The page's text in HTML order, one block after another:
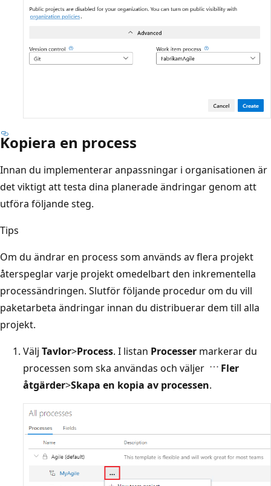
Kopiera en process
Innan du implementerar anpassningar i organisationen är
det viktigt att testa dina planerade ändringar genom att
utföra följande steg.
Tips
Om du ändrar en process som används av flera projekt
återspeglar varje projekt omedelbart den inkrementella
processändringen. Slutför följande procedur om du vill
paketarbeta ändringar innan du distribuerar dem till alla
projekt.
Välj Tavlor>Process. I listan Processer markerar du
processen som ska användas och väljer
Fler
åtgärder>Skapa en kopia av processen.